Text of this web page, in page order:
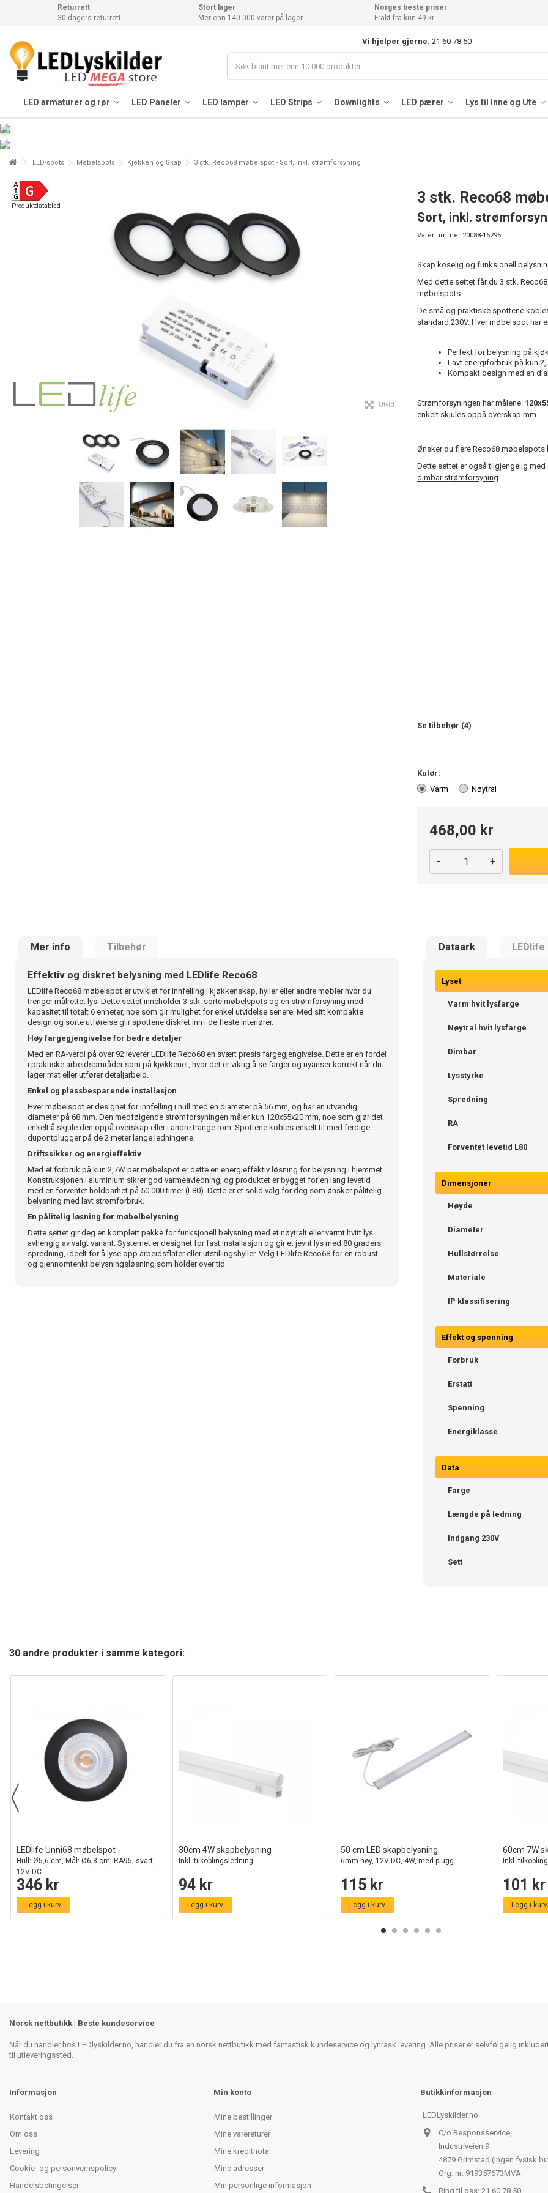
Returrett
30 dagers returrett
Stort lager
Mer enn 140 000 varer på lager
Norges beste priser
Frakt fra kun 49 kr.
Vi hjelper gjerne: 21 60 78 50
LED armaturer og rør LED Paneler LED lamper LED Strips Downlights LED pærer Lys til Inne og Ute
LED-spots Møbelspots Kjøkken og Skap 3 stk. Reco68 møbelspot - Sort, inkl. strømforsyning
Produktdatablad
Utvid
3 stk. Reco68
Sort, inkl.
Varenummer 20088-15295
Skap koselig og funksjonell
Med dette settet får du 3 stk.
møbelspots.
De små og praktiske spottene
standard 230V. Hver møbelspot har
Perfekt for belysning på
Lavt energiforbruk på kun
Kompakt design med en
Strømforsyningen har målene:
enkelt skjules oppå overskap mm.
Ønsker du flere Reco68 møbelspots
Dette settet er også tilgjengelig
dimbar strømforsyning
Se tilbehør (4)
Kulør:
Varm
Nøytral
468,00 kr
- +
Mer info Tilbehør Dataark LEDlife
Effektiv og diskret belysning med LEDlife Reco68
LEDlife Reco68 møbelspot er utviklet for innfelling i kjøkkenskap, hyller eller andre møbler hvor du
trenger målrettet lys. Dette settet inneholder 3 stk. sorte møbelspots og en strømforsyning med
kapasitet til totalt 6 enheter, noe som gir mulighet for enkel utvidelse senere. Med sitt kompakte
design og sorte utførelse glir spottene diskret inn i de fleste interiører.
Høy fargegjengivelse for bedre detaljer
Med en RA-verdi på over 92 leverer LEDlife Reco68 en svært presis fargegjengivelse. Dette er en fordel
i praktiske arbeidsområder som på kjøkkenet, hvor det er viktig å se farger og nyanser korrekt når du
lager mat eller utfører detaljarbeid.
Enkel og plassbesparende installasjon
Hver møbelspot er designet for innfelling i hull med en diameter på 56 mm, og har en utvendig
diameter på 68 mm. Den medfølgende strømforsyningen måler kun 120x55x20 mm, noe som gjør det
enkelt å skjule den oppå overskap eller i andre trange rom. Spottene kobles enkelt til med ferdige
dupontplugger på de 2 meter lange ledningene.
Driftssikker og energieffektiv
Med et forbruk på kun 2,7W per møbelspot er dette en energieffektiv løsning for belysning i hjemmet.
Konstruksjonen i aluminium sikrer god varmeavledning, og produktet er bygget for en lang levetid
med en forventet holdbarhet på 50 000 timer (L80). Dette er et solid valg for deg som ønsker pålitelig
belysning med lavt strømforbruk.
En pålitelig løsning for møbelbelysning
Dette settet gir deg en komplett pakke for funksjonell belysning med et nøytralt eller varmt hvitt lys
avhengig av valgt variant. Systemet er designet for fast installasjon og gir et jevnt lys med 80 graders
spredning, ideelt for å lyse opp arbeidsflater eller utstillingshyller. Velg LEDlife Reco68 for en robust
og gjennomtenkt belysningsløsning som holder over tid.
Lyset
Varm hvit lysfarge
Nøytral hvit lysfarge
Dimbar
Lysstyrke
Spredning
RA
Forventet levetid L80
Dimensjoner
Høyde
Diameter
Hullstørrelse
Materiale
IP klassifisering
Effekt og spenning
Forbruk
Erstatt
Spenning
Energiklasse
Data
Farge
Længde på ledning
Indgang 230V
Sett
30 andre produkter i samme kategori:
LEDlife Unni68 møbelspot
Hull: Ø5,6 cm, Mål: Ø6,8 cm, RA95, svart,
12V DC
346 kr
Legg i kurv
30cm 4W skapbelysning
Inkl. tilkoblingsledning
94 kr
Legg i kurv
50 cm LED skapbelysning
6mm høy, 12V DC, 4W, med plugg
115 kr
Legg i kurv
60cm 7W
Inkl.
101 kr
Legg i kurv
Norsk nettbutikk | Beste kundeservice
Når du handler hos LEDlyskilder.no, handler du fra en norsk nettbutikk med fantastisk kundeservice og lynrask levering. Alle priser er selvfølgelig
til utleveringssted.
Informasjon
Kontakt oss
Om oss
Levering
Cookie- og personvernspolicy
Handelsbetingelser
Min konto
Mine bestillinger
Mine varereturer
Mine kreditnota
Mine adresser
Min personlige informasjon
Butikkinformasjon
LEDLyskilder.no
C/o Responsservice,
Industriveien 9
4879 Grimstad (ingen fysisk
Org. nr: 919357673MVA
Ring til oss: 21 60 78 50